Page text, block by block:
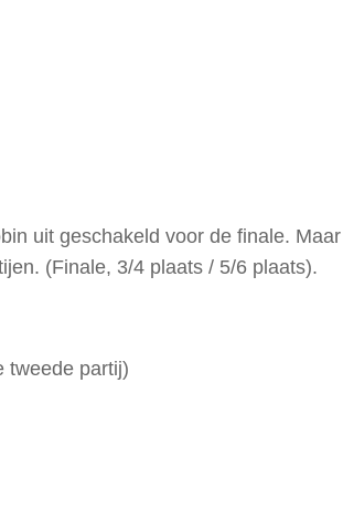
uit geschakeld voor de finale.
(Finale, 3/4 plaats / 5/6 plaats).
tweede partij)